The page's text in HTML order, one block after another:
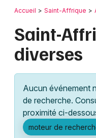
Publier un
Grands
Activité &
Manifestations
Bordeaux
Colmar
Lille
Lyon
Marseille
Mulhouse
Retour
Accueil Saint-Affrique
Saint-
diverses
Aucun événement
de recherche.
proximité ci-
moteur de
Où ?
Midi-Pyrénées
Quand ?
Aujourd'hui
Demain